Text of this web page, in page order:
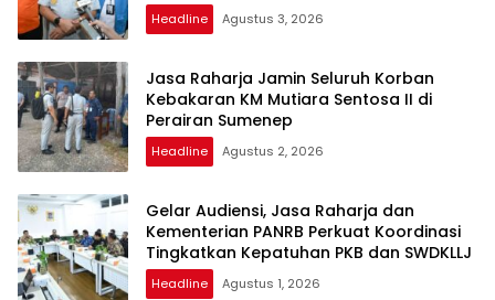
Headline Agustus 3, 2026
Jasa Raharja Jamin Seluruh Korban
Kebakaran KM Mutiara Sentosa II di
Perairan Sumenep
Headline Agustus 2, 2026
Gelar Audiensi, Jasa Raharja dan
Kementerian PANRB Perkuat Koordinasi
Tingkatkan Kepatuhan PKB dan SWDKLLJ
Headline Agustus 1, 2026